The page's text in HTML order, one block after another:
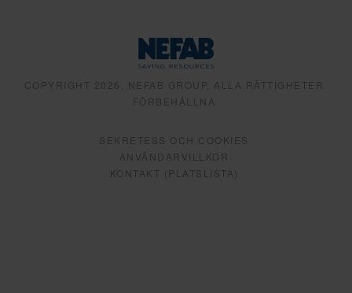
COPYRIGHT 2026, NEFAB GROUP, ALLA RÄTTIGHETER
FÖRBEHÅLLNA
SEKRETESS OCH COOKIES
ANVÄNDARVILLKOR
KONTAKT (PLATSLISTA)